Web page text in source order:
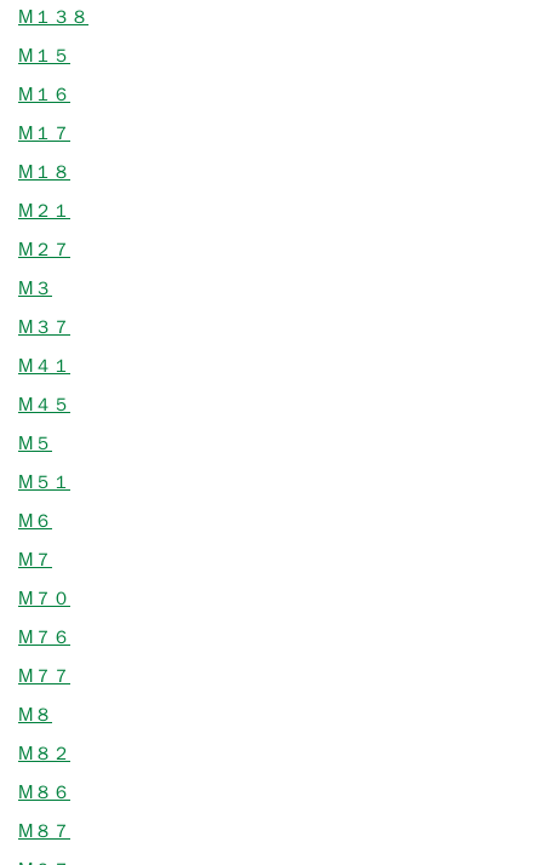
M１３８
M１５
M１６
M１７
M１８
M２１
M２７
M３
M３７
M４１
M４５
M５
M５１
M６
M７
M７０
M７６
M７７
M８
M８２
M８６
M８７